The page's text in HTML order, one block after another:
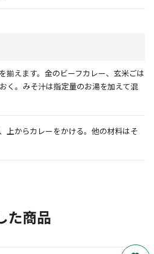
揃えます。金のビーフカレー、玄米ごは
く。みそ汁は指定量のお湯を加えて混
上からカレーをかける。他の材料はそ
た商品